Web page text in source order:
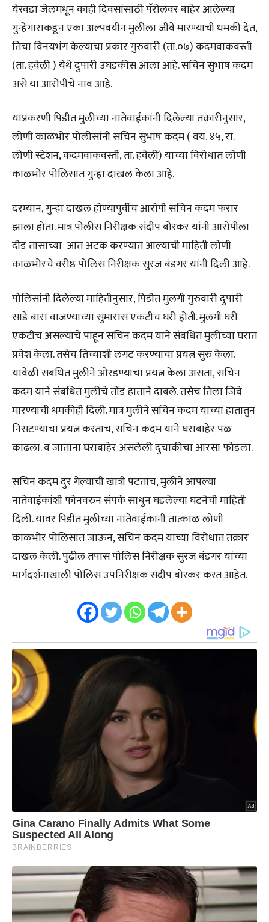
येरवडा जेलमधून काही दिवसांसाठी पॅरोलवर बाहेर आलेल्या
गुन्हेगाराकडून एका अल्पवयीन मुलीला जीवे मारण्याची धमकी देत,
तिचा विनयभंग केल्याचा प्रकार गुरुवारी (ता.०७) कदमवाकवस्ती
(ता. हवेली ) येथे दुपारी उघडकीस आला आहे. सचिन सुभाष कदम
असे या आरोपीचे नाव आहे.
याप्रकरणी पिडीत मुलीच्या नातेवाईकांनी दिलेल्या तक्रारीनुसार,
लोणी काळभोर पोलीसांनी सचिन सुभाष कदम ( वय. ४५, रा.
लोणी स्टेशन, कदमवाकवस्ती, ता. हवेली) याच्या विरोधात लोणी
काळभोर पोलिसात गुन्हा दाखल केला आहे.
दरम्यान, गुन्हा दाखल होण्यापुर्वीच आरोपी सचिन कदम फरार
झाला होता. मात्र पोलीस निरीक्षक संदीप बोरकर यांनी आरोपींला
दीड तासाच्या आत अटक करण्यात आल्याची माहिती लोणी
काळभोरचे वरीष्ठ पोलिस निरीक्षक सुरज बंडगर यांनी दिली आहे.
पोलिसांनी दिलेल्या माहितीनुसार, पिडीत मुलगी गुरुवारी दुपारी
साडे बारा वाजण्याच्या सुमारास एकटीच घऱी होती. मुलगी घरी
एकटीच असल्याचे पाहून सचिन कदम याने संबधित मुलीच्या घरात
प्रवेश केला. तसेच तिच्याशी लगट करण्याचा प्रयत्न सुरु केला.
यावेळी संबधित मुलीने ओरडण्याचा प्रयत्न केला असता, सचिन
कदम याने संबधित मुलीचे तोंड हाताने दाबले. तसेच तिला जिवे
मारण्याची धमकीही दिली. मात्र मुलीने सचिन कदम याच्या हातातुन
निसटण्याचा प्रयत्न करताच, सचिन कदम याने घराबाहेर पळ
काढला. व जाताना घराबाहेर असलेली दुचाकीचा आरसा फोडला.
सचिन कदम दुर गेल्याची खात्री पटताच, मुलीने आपल्या
नातेवाईकांशी फोनवरुन संपर्क साधुन घडलेल्या घटनेची माहिती
दिली. यावर पिडीत मुलीच्या नातेवाईकांनी तात्काळ लोणी
काळभोर पोलिसात जाऊन, सचिन कदम याच्या विरोधात तक्रार
दाखल केली. पुढील तपास पोलिस निरीक्षक सुरज बंडगर यांच्या
मार्गदर्शनाखाली पोलिस उपनिरीक्षक संदीप बोरकर करत आहेत.